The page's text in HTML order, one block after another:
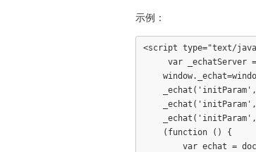
示例：
<script type="text/
var _echatServer
    (function () {
var echat =